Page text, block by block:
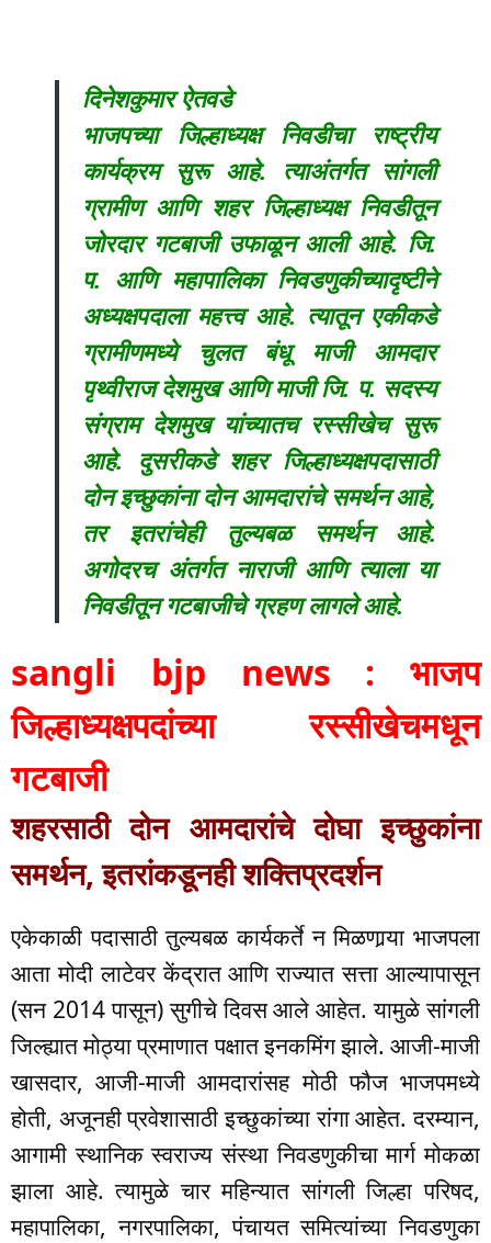
दिनेशकुमार ऐतवडे
भाजपच्या जिल्हाध्यक्ष निवडीचा राष्ट्रीय
कार्यक्रम सुरू आहे. त्याअंतर्गत सांगली
ग्रामीण आणि शहर जिल्हाध्यक्ष निवडीतून
जोरदार गटबाजी उफाळून आली आहे. जि.
प. आणि महापालिका निवडणुकीच्यादृष्टीने
अध्यक्षपदाला महत्त्व आहे. त्यातून एकीकडे
ग्रामीणमध्ये चुलत बंधू माजी आमदार
पृथ्वीराज देशमुख आणि माजी जि. प. सदस्य
संग्राम देशमुख यांच्यातच रस्सीखेच सुरू
आहे. दुसरीकडे शहर जिल्हाध्यक्षपदासाठी
दोन इच्छुकांना दोन आमदारांचे समर्थन आहे,
तर इतरांचेही तुल्यबळ समर्थन आहे.
अगोदरच अंतर्गत नाराजी आणि त्याला या
निवडीतून गटबाजीचे ग्रहण लागले आहे.
sangli bjp news : भाजप
जिल्हाध्यक्षपदांच्या रस्सीखेचमधून
गटबाजी
शहरसाठी दोन आमदारांचे दोघा इच्छुकांना
समर्थन, इतरांकडूनही शक्तिप्रदर्शन
एकेकाळी पदासाठी तुल्यबळ कार्यकर्ते न मिळणार्‍या भाजपला
आता मोदी लाटेवर केंद्रात आणि राज्यात सत्ता आल्यापासून
(सन 2014 पासून) सुगीचे दिवस आले आहेत. यामुळे सांगली
जिल्ह्यात मोठ्या प्रमाणात पक्षात इनकमिंग झाले. आजी-माजी
खासदार, आजी-माजी आमदारांसह मोठी फौज भाजपमध्ये
होती, अजूनही प्रवेशासाठी इच्छुकांच्या रांगा आहेत. दरम्यान,
आगामी स्थानिक स्वराज्य संस्था निवडणुकीचा मार्ग मोकळा
झाला आहे. त्यामुळे चार महिन्यात सांगली जिल्हा परिषद,
महापालिका, नगरपालिका, पंचायत समित्यांच्या निवडणुका